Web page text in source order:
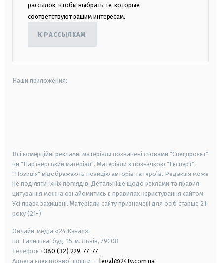
рассылок, чтобы выбрать те, которые
соответствуют вашим интересам.
К РАССЫЛКАМ
Наши приложения:
Всі комерційні рекламні матеріали позначені словами "Спецпроєкт"
чи "Партнерський матеріал". Матеріали з позначкою "Експерт",
"Позиція" відображають позицію авторів та героїв. Редакція може
не поділяти їхніх поглядів. Детальніше щодо реклами та правил
цитування можна ознайомитись в правилах користування сайтом.
Усі права захищені. Матеріали сайту призначені для осіб старше 21
року (21+)
Онлайн-медіа «24 Канал»
пл. Галицька, буд. 15, м. Львів, 79008
Телефон +380 (32) 229-77-77
Адреса електронної пошти — legal@24tv.com.ua